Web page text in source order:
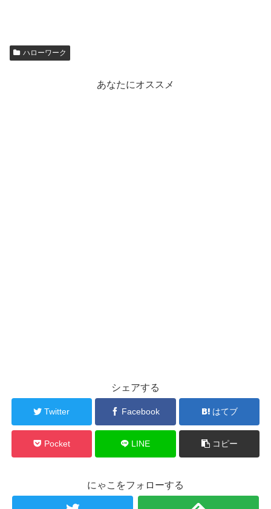
ハローワーク
あなたにオススメ
シェアする
Twitter Facebook はてブ
Pocket LINE コピー
にゃこをフォローする